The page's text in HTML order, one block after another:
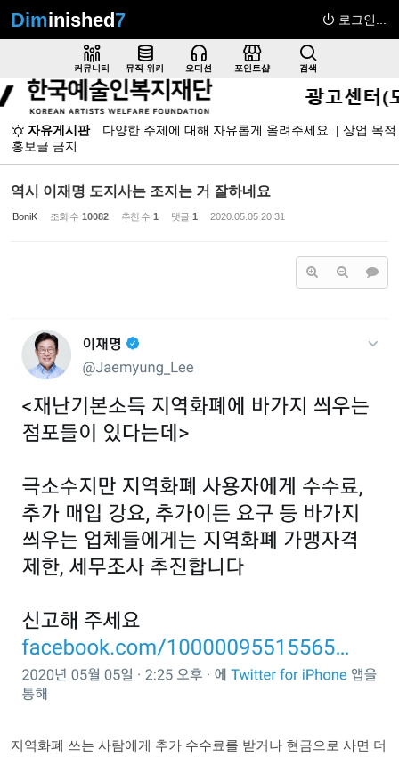
Diminished7 로그인...
커뮤니티 뮤직 위키 오디션 포인트샵 검색
자유게시판
다양한 주제에 대해 자유롭게 올려주세요. | 상업 목적
홍보글 금지
역시 이재명 도지사는 조지는 거 잘하네요
BoniK 조회 수 10082 추천 수 1 댓글 1 2020.05.05 20:31
지역화폐 쓰는 사람에게 추가 수수료를 받거나 현금으로 사면 더
Sketchbook5, 스케치북5
Sketchbook5, 스케치북5